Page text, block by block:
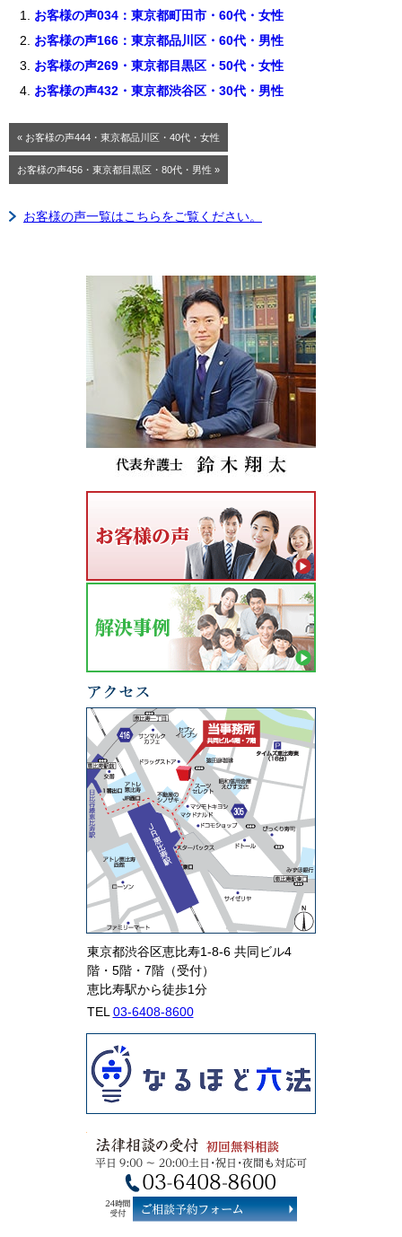
お客様の声034：東京都町田市・60代・女性
お客様の声166：東京都品川区・60代・男性
お客様の声269・東京都目黒区・50代・女性
お客様の声432・東京都渋谷区・30代・男性
« お客様の声444・東京都品川区・40代・女性
お客様の声456・東京都目黒区・80代・男性 »
お客様の声一覧はこちらをご覧ください。
東京都渋谷区恵比寿1-8-6 共同ビル4
階・5階・7階（受付）
恵比寿駅から徒歩1分
TEL 03-6408-8600